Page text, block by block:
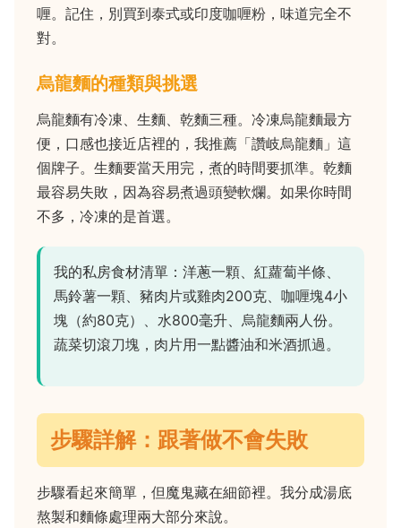
喱。記住，別買到泰式或印度咖喱粉，味道完全不
對。
烏龍麵的種類與挑選
烏龍麵有冷凍、生麵、乾麵三種。冷凍烏龍麵最方
便，口感也接近店裡的，我推薦「讚岐烏龍麵」這
個牌子。生麵要當天用完，煮的時間要抓準。乾麵
最容易失敗，因為容易煮過頭變軟爛。如果你時間
不多，冷凍的是首選。
我的私房食材清單：洋蔥一顆、紅蘿蔔半條、
馬鈴薯一顆、豬肉片或雞肉200克、咖喱塊4小
塊（約80克）、水800毫升、烏龍麵兩人份。
蔬菜切滾刀塊，肉片用一點醬油和米酒抓過。
步驟詳解：跟著做不會失敗
步驟看起來簡單，但魔鬼藏在細節裡。我分成湯底
熬製和麵條處理兩大部分來說。